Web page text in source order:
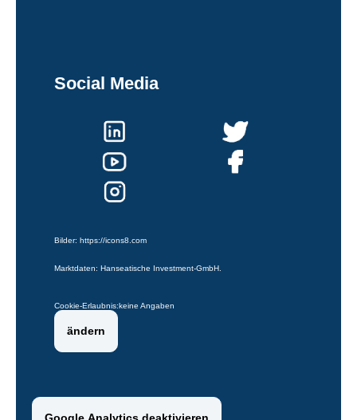
Social Media
Bilder: https://icons8.com
Marktdaten: Hanseatische Investment-GmbH.
Cookie-Erlaubnis:keine Angaben
ändern